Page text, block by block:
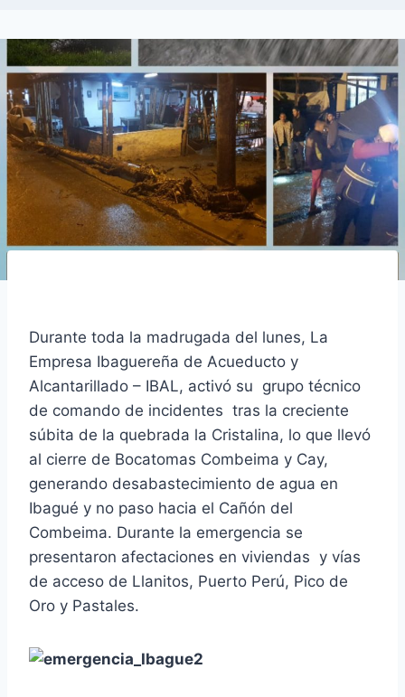
Durante toda la madrugada del lunes, La
Empresa Ibaguereña de Acueducto y
Alcantarillado – IBAL, activó su grupo técnico
de comando de incidentes tras la creciente
súbita de la quebrada la Cristalina, lo que llevó
al cierre de Bocatomas Combeima y Cay,
generando desabastecimiento de agua en
Ibagué y no paso hacia el Cañón del
Combeima. Durante la emergencia se
presentaron afectaciones en viviendas y vías
de acceso de Llanitos, Puerto Perú, Pico de
Oro y Pastales.